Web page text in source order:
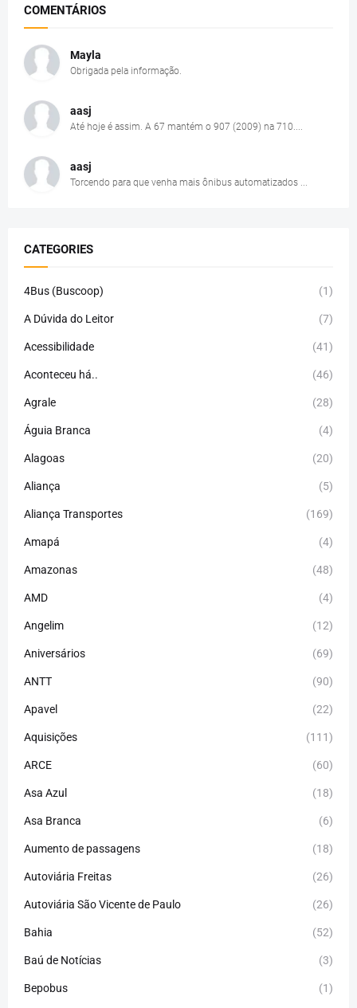
COMENTÁRIOS
Mayla
Obrigada pela informação.
aasj
Até hoje é assim. A 67 mantém o 907 (2009) na 710....
aasj
Torcendo para que venha mais ônibus automatizados ...
CATEGORIES
4Bus (Buscoop) (1)
A Dúvida do Leitor (7)
Acessibilidade (41)
Aconteceu há.. (46)
Agrale (28)
Águia Branca (4)
Alagoas (20)
Aliança (5)
Aliança Transportes (169)
Amapá (4)
Amazonas (48)
AMD (4)
Angelim (12)
Aniversários (69)
ANTT (90)
Apavel (22)
Aquisições (111)
ARCE (60)
Asa Azul (18)
Asa Branca (6)
Aumento de passagens (18)
Autoviária Freitas (26)
Autoviária São Vicente de Paulo (26)
Bahia (52)
Baú de Notícias (3)
Bepobus (1)